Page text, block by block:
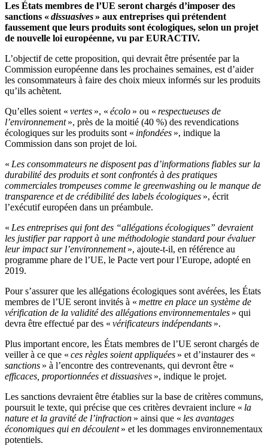
Les États membres de l’UE seront chargés d’imposer des
sanctions «dissuasives» aux entreprises qui prétendent
faussement que leurs produits sont écologiques, selon un projet
de nouvelle loi européenne, vu par EURACTIV.
L’objectif de cette proposition, qui devrait être présentée par la
Commission européenne dans les prochaines semaines, est d’aider
les consommateurs à faire des choix mieux informés sur les produits
qu’ils achètent.
Qu’elles soient « vertes », « écolo » ou « respectueuses de
l’environnement», près de la moitié (40 %) des revendications
écologiques sur les produits sont « infondées », indique la
Commission dans son projet de loi.
« Les consommateurs ne disposent pas d’informations fiables sur la
durabilité des produits et sont confrontés à des pratiques
commerciales trompeuses comme le greenwashing ou le manque de
transparence et de crédibilité des labels écologiques », écrit
l’exécutif européen dans un préambule.
« Les entreprises qui font des “allégations écologiques” devraient
les justifier par rapport à une méthodologie standard pour évaluer
leur impact sur l’environnement», ajoute-t-il, en référence au
programme phare de l’UE, le Pacte vert pour l’Europe, adopté en
2019.
Pour s’assurer que les allégations écologiques sont avérées, les États
membres de l’UE seront invités à « mettre en place un système de
vérification de la validité des allégations environnementales » qui
devra être effectué par des « vérificateurs indépendants ».
Plus important encore, les États membres de l’UE seront chargés de
veiller à ce que « ces règles soient appliquées » et d’instaurer des «
sanctions » à l’encontre des contrevenants, qui devront être «
efficaces, proportionnées et dissuasives », indique le projet.
Les sanctions devraient être établies sur la base de critères communs,
poursuit le texte, qui précise que ces critères devraient inclure « la
nature et la gravité de l’infraction » ainsi que « les avantages
économiques qui en découlent» et les dommages environnementaux
potentiels.